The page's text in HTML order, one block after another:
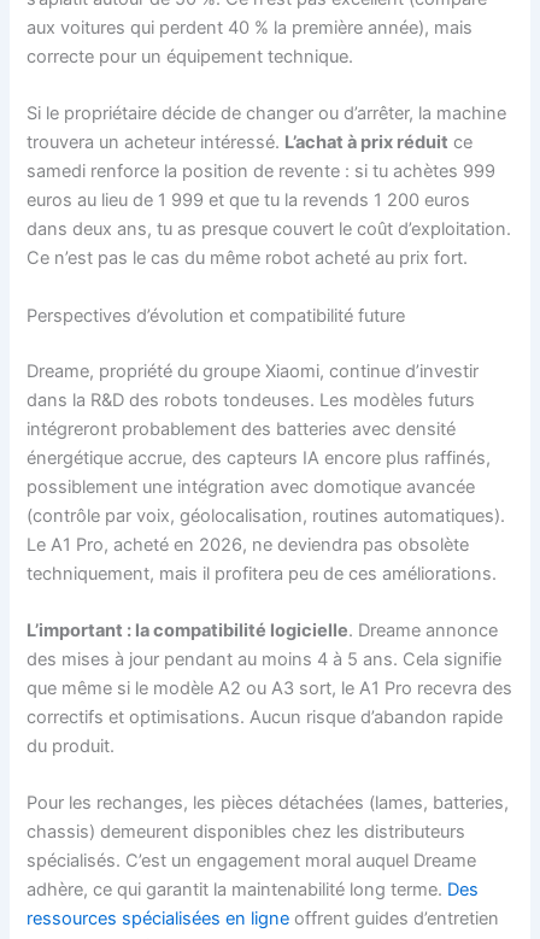
aux voitures qui perdent 40 % la première année), mais
correcte pour un équipement technique.
Si le propriétaire décide de changer ou d’arrêter, la machine
trouvera un acheteur intéressé. L’achat à prix réduit ce
samedi renforce la position de revente : si tu achètes 999
euros au lieu de 1 999 et que tu la revends 1 200 euros
dans deux ans, tu as presque couvert le coût d’exploitation.
Ce n’est pas le cas du même robot acheté au prix fort.
Perspectives d’évolution et compatibilité future
Dreame, propriété du groupe Xiaomi, continue d’investir
dans la R&D des robots tondeuses. Les modèles futurs
intégreront probablement des batteries avec densité
énergétique accrue, des capteurs IA encore plus raffinés,
possiblement une intégration avec domotique avancée
(contrôle par voix, géolocalisation, routines automatiques).
Le A1 Pro, acheté en 2026, ne deviendra pas obsolète
techniquement, mais il profitera peu de ces améliorations.
L’important : la compatibilité logicielle. Dreame annonce
des mises à jour pendant au moins 4 à 5 ans. Cela signifie
que même si le modèle A2 ou A3 sort, le A1 Pro recevra des
correctifs et optimisations. Aucun risque d’abandon rapide
du produit.
Pour les rechanges, les pièces détachées (lames, batteries,
chassis) demeurent disponibles chez les distributeurs
spécialisés. C’est un engagement moral auquel Dreame
adhère, ce qui garantit la maintenabilité long terme. Des
ressources spécialisées en ligne offrent guides d’entretien